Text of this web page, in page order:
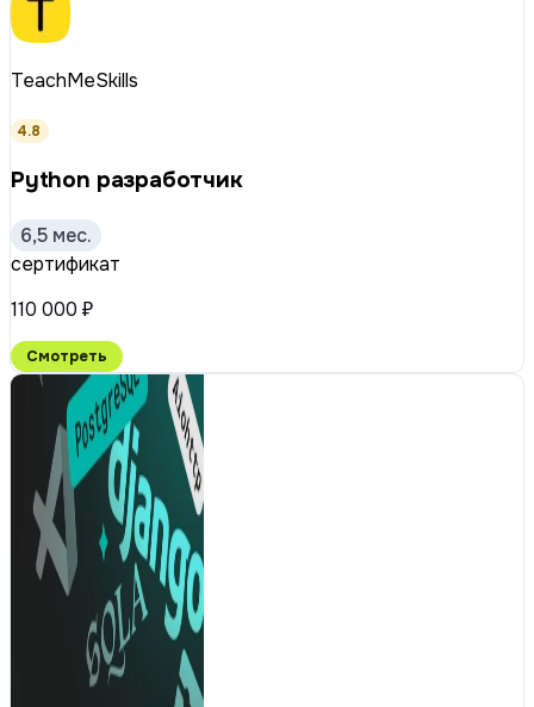
TeachMeSkills
4.8
Python разработчик
6,5 мес.
сертификат
110 000 ₽
Смотреть